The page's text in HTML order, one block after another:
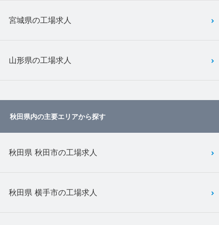
宮城県の工場求人
山形県の工場求人
秋田県内の主要エリアから探す
秋田県 秋田市の工場求人
秋田県 横手市の工場求人